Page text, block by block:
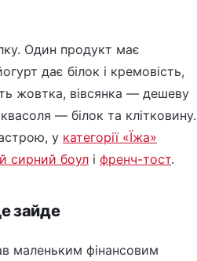
Один продукт має
дає білок і кремовість,
жовтка, вівсянка — дешеву
— білок та клітковину.
у категорії «Їжа»
сирний боул і френч-тост.
зайде
маленьким фінансовим